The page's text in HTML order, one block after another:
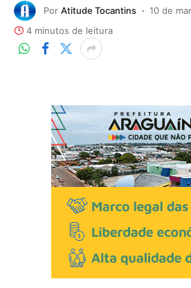
Por Atitude Tocantins
10 de
4 minutos de leitura